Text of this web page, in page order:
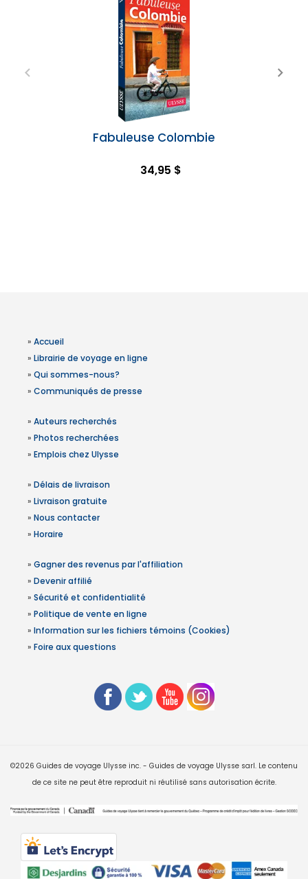
Fabuleuse Colombie
34,95 $
» Accueil
» Librairie de voyage en ligne
» Qui sommes-nous?
» Communiqués de presse
» Auteurs recherchés
» Photos recherchées
» Emplois chez Ulysse
» Délais de livraison
» Livraison gratuite
» Nous contacter
» Horaire
» Gagner des revenus par l'affiliation
» Devenir affilié
» Sécurité et confidentialité
» Politique de vente en ligne
» Information sur les fichiers témoins (Cookies)
» Foire aux questions
©2026 Guides de voyage Ulysse inc. - Guides de voyage Ulysse sarl. Le contenu
de ce site ne peut être reproduit ni réutilisé sans autorisation écrite.